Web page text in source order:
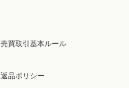
売買取引基本ルール
返品ポリシー